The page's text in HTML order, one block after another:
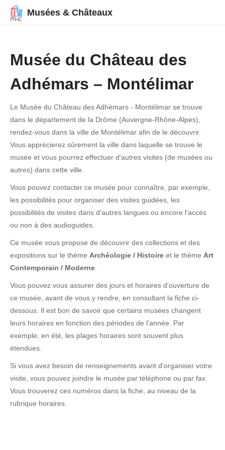
Musées & Châteaux
Musée du Château des
Adhémars – Montélimar
Le Musée du Château des Adhémars - Montélimar se trouve
dans le département de la Drôme (Auvergne-Rhône-Alpes),
rendez-vous dans la ville de Montélimar afin de le découvrir.
Vous apprécierez sûrement la ville dans laquelle se trouve le
musée et vous pourrez effectuer d'autres visites (de musées ou
autres) dans cette ville.
Vous pouvez contacter ce musée pour connaître, par exemple,
les possibilités pour organiser des visites guidées, les
possibilités de visites dans d'autres langues ou encore l'accès
ou non à des audioguides.
Ce musée vous propose de découvrir des collections et des
expositions sur le thème Archéologie / Histoire et le thème Art
Contemporain / Moderne
Vous pouvez vous assurer des jours et horaires d'ouverture de
ce musée, avant de vous y rendre, en consultant la fiche ci-
dessous. Il est bon de savoir que certains musées changent
leurs horaires en fonction des périodes de l'année. Par
exemple, en été, les plages horaires sont souvent plus
étendues.
Si vous avez besoin de renseignements avant d'organiser votre
visite, vous pouvez joindre le musée par téléphone ou par fax.
Vous trouverez ces numéros dans la fiche, au niveau de la
rubrique horaires.